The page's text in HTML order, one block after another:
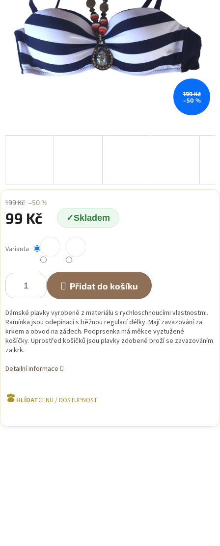
199 Kč
–50 %
199 Kč –50 %
99 Kč Skladem
cena:
Varianta
Přidat do košíku
Dámské plavky vyrobené z materiálu s rychloschnoucími vlastnostmi.
Ramínka jsou odepínací s běžnou regulací délky. Mají zavazování za
krkem a obvod na zádech. Podprsenka má měkce vyztužené
košíčky. Uprostřed košíčků jsou plavky zdobené broží se zavazováním
za krk.
Detailní informace
HLÍDAT